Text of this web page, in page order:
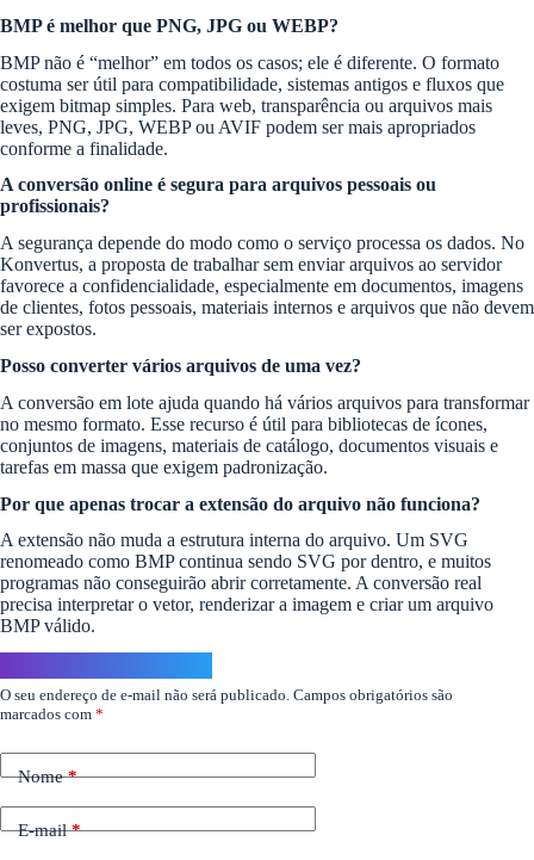
BMP é melhor que PNG, JPG ou WEBP?
BMP não é “melhor” em todos os casos; ele é diferente. O formato
costuma ser útil para compatibilidade, sistemas antigos e fluxos que
exigem bitmap simples. Para web, transparência ou arquivos mais
leves, PNG, JPG, WEBP ou AVIF podem ser mais apropriados
conforme a finalidade.
A conversão online é segura para arquivos pessoais ou
profissionais?
A segurança depende do modo como o serviço processa os dados. No
Konvertus, a proposta de trabalhar sem enviar arquivos ao servidor
favorece a confidencialidade, especialmente em documentos, imagens
de clientes, fotos pessoais, materiais internos e arquivos que não devem
ser expostos.
Posso converter vários arquivos de uma vez?
A conversão em lote ajuda quando há vários arquivos para transformar
no mesmo formato. Esse recurso é útil para bibliotecas de ícones,
conjuntos de imagens, materiais de catálogo, documentos visuais e
tarefas em massa que exigem padronização.
Por que apenas trocar a extensão do arquivo não funciona?
A extensão não muda a estrutura interna do arquivo. Um SVG
renomeado como BMP continua sendo SVG por dentro, e muitos
programas não conseguirão abrir corretamente. A conversão real
precisa interpretar o vetor, renderizar a imagem e criar um arquivo
BMP válido.
O seu endereço de e-mail não será publicado. Campos obrigatórios são
marcados com *
Nome*
E-mail*